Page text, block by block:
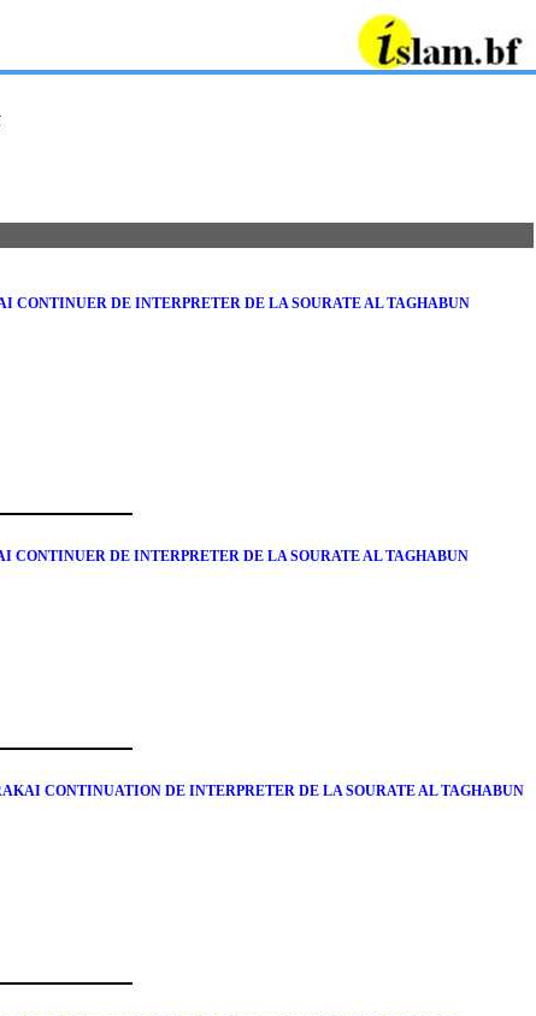
CONTINUER DE INTERPRETER DE LA SOURATE AL TAGHABUN
CONTINUER DE INTERPRETER DE LA SOURATE AL TAGHABUN
CONTINUATION DE INTERPRETER DE LA SOURATE AL TAGHABUN